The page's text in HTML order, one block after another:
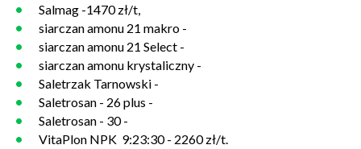
Salmag -1470 zł/t,
siarczan amonu 21 makro -
siarczan amonu 21 Select -
siarczan amonu krystaliczny -
Saletrzak Tarnowski -
Saletrosan - 26 plus -
Saletrosan - 30 -
VitaPlon NPK 9:23:30 - 2260 zł/t.